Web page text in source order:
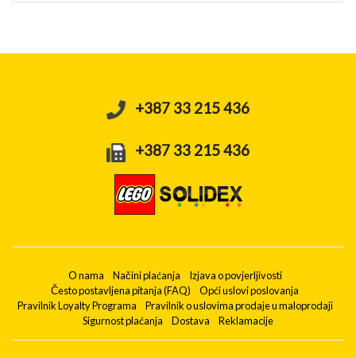
+387 33 215 436
+387 33 215 436
O nama Načini plaćanja
Izjava o povjerljivosti
Često postavljena pitanja (FAQ)
Opći uslovi poslovanja
Pravilnik Loyalty Programa
Pravilnik o uslovima prodaje u maloprodaji
Sigurnost plaćanja
Dostava Reklamacije